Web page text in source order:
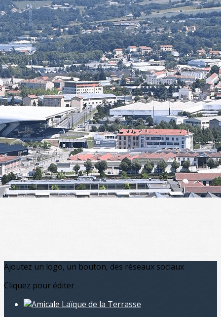
Menu
<
>
Présentation
Historique
Actualités de l'ALT
ALT en images
ALT dans la presse
Planning des activités
Agenda
?>
Images de la page d'accueil
Cliquez pour éditer
Ajoutez un logo, un bouton, des réseaux sociaux
Cliquez pour éditer